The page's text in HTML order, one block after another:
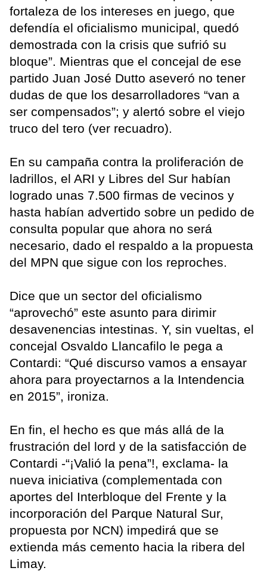
fortaleza de los intereses en juego, que
defendía el oficialismo municipal, quedó
demostrada con la crisis que sufrió su
bloque”. Mientras que el concejal de ese
partido Juan José Dutto aseveró no tener
dudas de que los desarrolladores “van a
ser compensados”; y alertó sobre el viejo
truco del tero (ver recuadro).
En su campaña contra la proliferación de
ladrillos, el ARI y Libres del Sur habían
logrado unas 7.500 firmas de vecinos y
hasta habían advertido sobre un pedido de
consulta popular que ahora no será
necesario, dado el respaldo a la propuesta
del MPN que sigue con los reproches.
Dice que un sector del oficialismo
“aprovechó” este asunto para dirimir
desavenencias intestinas. Y, sin vueltas, el
concejal Osvaldo Llancafilo le pega a
Contardi: “Qué discurso vamos a ensayar
ahora para proyectarnos a la Intendencia
en 2015”, ironiza.
En fin, el hecho es que más allá de la
frustración del lord y de la satisfacción de
Contardi -“¡Valió la pena”!, exclama- la
nueva iniciativa (complementada con
aportes del Interbloque del Frente y la
incorporación del Parque Natural Sur,
propuesta por NCN) impedirá que se
extienda más cemento hacia la ribera del
Limay.